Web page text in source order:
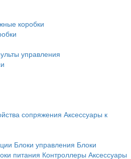
коробки
управления
сопряжения Аксессуары к
Блоки управления Блоки
питания Контроллеры Аксессуары